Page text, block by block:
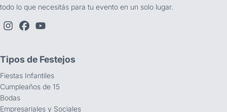
todo lo que necesitás para tu evento en un solo lugar.
Tipos de Festejos
Fiestas Infantiles
Cumpleaños de 15
Bodas
Empresariales y Sociales